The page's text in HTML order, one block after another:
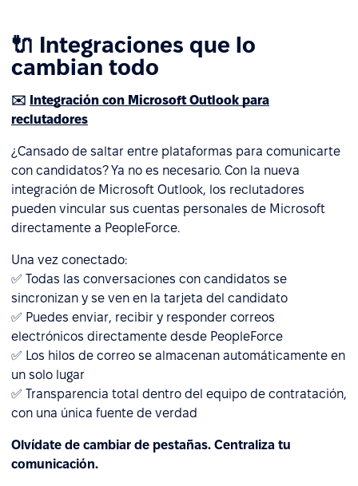
🔌 Integraciones que lo
cambian todo
✉️ Integración con Microsoft Outlook para
reclutadores
¿Cansado de saltar entre plataformas para comunicarte
con candidatos? Ya no es necesario. Con la nueva
integración de Microsoft Outlook, los reclutadores
pueden vincular sus cuentas personales de Microsoft
directamente a PeopleForce.
Una vez conectado:
✅ Todas las conversaciones con candidatos se
sincronizan y se ven en la tarjeta del candidato
✅ Puedes enviar, recibir y responder correos
electrónicos directamente desde PeopleForce
✅ Los hilos de correo se almacenan automáticamente en
un solo lugar
✅ Transparencia total dentro del equipo de contratación,
con una única fuente de verdad
Olvídate de cambiar de pestañas. Centraliza tu
comunicación.